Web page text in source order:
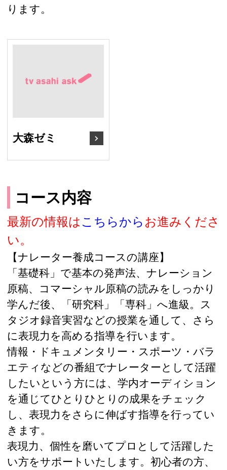
ります。
大森ゼミ
コース内容
最新の情報はこちらからお進みくださ
い。
【ナレーター養成コースの講座】
「基礎科」で基本の発声法、ナレーション
原稿、コマーシャル原稿の読みをしっかり
学んだ後、「研究科」「専科」へ進級。ス
タジオ録音実習などの授業を通して、さら
に表現力を高める指導を行います。
情報・ドキュメンタリー・スポーツ・バラ
エティなどの番組でナレーターとして活躍
したいという方には、学内オーディション
を通じてひとりひとりの成果をチェック
し、表現力をさらに伸ばす指導を行ってい
きます。
表現力、個性を磨いてプロとして活躍した
い方をサポートいたします。初心者の方、